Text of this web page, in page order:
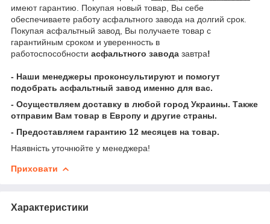
имеют гарантию. Покупая новый товар, Вы себе
обеспечиваете работу асфальтного завода на долгий срок.
Покупая асфальтный завод, Вы получаете товар с
гарантийным сроком и уверенность в
работоспособности асфальтного завода завтра!
- Наши менеджеры проконсультируют и помогут
подобрать асфальтный завод именно для вас.
- Осуществляем доставку в любой город Украины. Также
отправим Вам товар в Европу и другие страны.
- Предоставляем гарантию 12 месяцев на товар.
Наявність уточнюйте у менеджера!
Приховати
Характеристики